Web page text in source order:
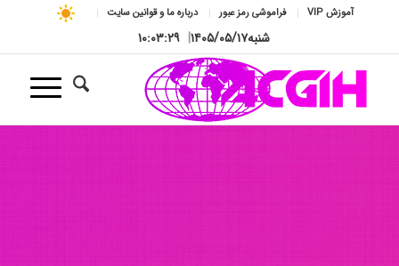
آموزش VIP فراموشی رمز عبور درباره ما و قوانین سایت
شنبه۱۴۰۵/۰۵/۱۷| ۱۰:۰۳:۳۱